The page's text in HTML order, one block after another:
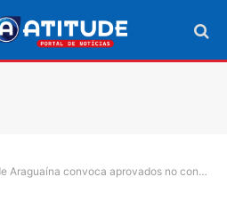
convoca aprovados no concurso do Quadro Geral